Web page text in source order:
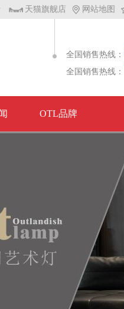
天猫旗舰店 网站地图
全国销售热线：
全国销售热线：
OTL品牌